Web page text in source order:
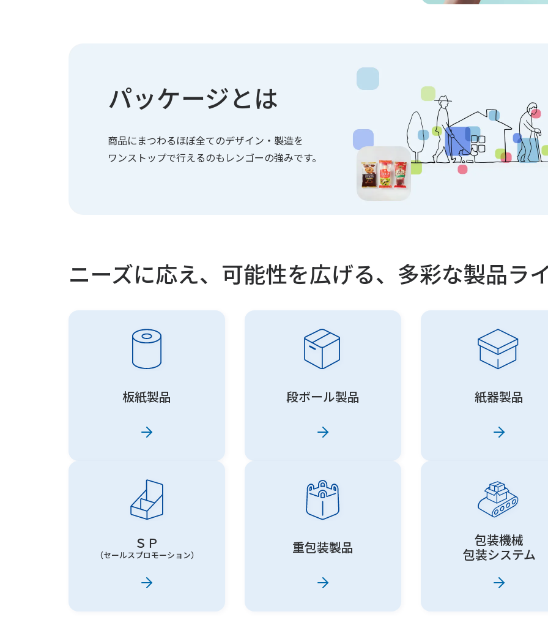
パッケージとは
商品にまつわるほぼ全てのデザイン・製造を
ワンストップで行えるのもレンゴーの強みです。
ニーズに応え、可能性を広げる、多彩な製品ラ
板紙製品 段ボール製品 紙器製品
ＳＰ
（セールスプロモーション） 重包装製品
包装機械
包装システム